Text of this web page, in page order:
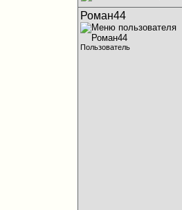
Роман44
Пользователь